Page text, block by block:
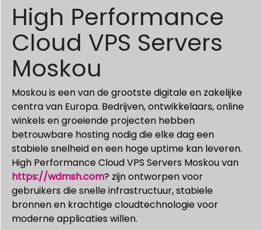
High Performance
Cloud VPS Servers
Moskou
Moskou is een van de grootste digitale en zakelijke
centra van Europa. Bedrijven, ontwikkelaars, online
winkels en groeiende projecten hebben
betrouwbare hosting nodig die elke dag een
stabiele snelheid en een hoge uptime kan leveren.
High Performance Cloud VPS Servers Moskou van
https://wdmsh.com? zijn ontworpen voor
gebruikers die snelle infrastructuur, stabiele
bronnen en krachtige cloudtechnologie voor
moderne applicaties willen.